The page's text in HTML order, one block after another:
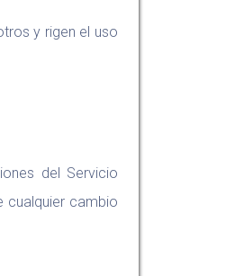
y rigen el uso
del Servicio
cualquier cambio